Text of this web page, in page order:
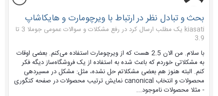
بحث و تبادل نظر در ارتباط با ویرچومارت و هایکاشاپ
kiasati یک مطلب ارسال کرد در
رفع مشکلات و سوالات عمومی جوملا 3 تا
3.9
با سلام. من الان 2.5 هست که از ویرچومارت استفاده می‌کنم. بعضی اوقات
به مشکلاتی خوردم که باعث شده به استفاده از یک فروشگاه‌ساز دیگه فکر
کنم. البته هنوز هم بعضی مشکلاتم حل نشده، مثل: مشکل در مسیردهی
محصولات و انتخاب canonical نمایش ترتیب محصولات در صفحه کتگوری
- مثلا محصولات ناموجود...